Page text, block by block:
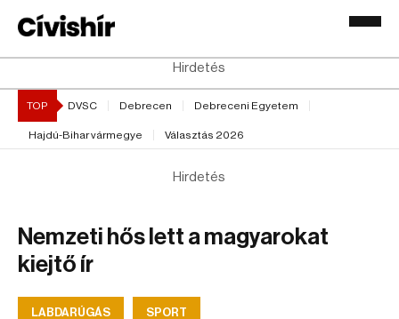
Hirdetés
TOP DVSC Debrecen Debreceni Egyetem
Hajdú-Bihar vármegye Választás 2026
Hirdetés
Nemzeti hős lett a magyarokat
kiejtő ír
LABDARÚGÁS SPORT